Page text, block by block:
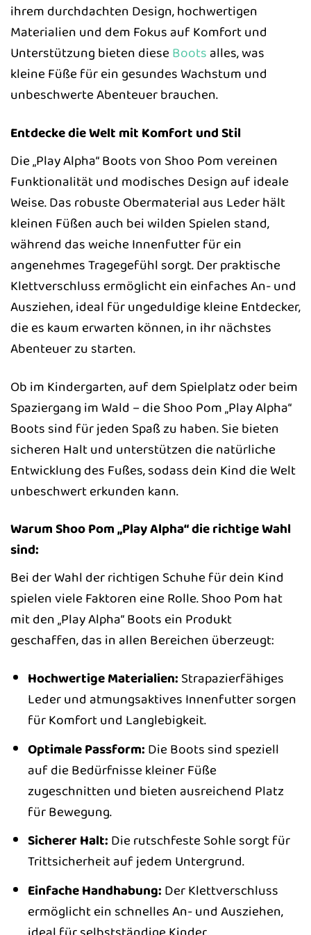
ihrem durchdachten Design, hochwertigen
Materialien und dem Fokus auf Komfort und
Unterstützung bieten dieseBootsalles, was
kleine Füße für ein gesundes Wachstum und
unbeschwerte Abenteuer brauchen.
Entdecke die Welt mit Komfort und Stil
Die „Play Alpha“ Boots von Shoo Pom vereinen
Funktionalität und modisches Design auf ideale
Weise. Das robuste Obermaterial aus Leder hält
kleinen Füßen auch bei wilden Spielen stand,
während das weiche Innenfutter für ein
angenehmes Tragegefühl sorgt. Der praktische
Klettverschluss ermöglicht ein einfaches An- und
Ausziehen, ideal für ungeduldige kleine Entdecker,
die es kaum erwarten können, in ihr nächstes
Abenteuer zu starten.
Ob im Kindergarten, auf dem Spielplatz oder beim
Spaziergang im Wald – die Shoo Pom „Play Alpha“
Boots sind für jeden Spaß zu haben. Sie bieten
sicheren Halt und unterstützen die natürliche
Entwicklung des Fußes, sodass dein Kind die Welt
unbeschwert erkunden kann.
Warum Shoo Pom „Play Alpha“ die richtige Wahl
sind:
Bei der Wahl der richtigen Schuhe für dein Kind
spielen viele Faktoren eine Rolle. Shoo Pom hat
mit den „Play Alpha“ Boots ein Produkt
geschaffen, das in allen Bereichen überzeugt:
Hochwertige Materialien: Strapazierfähiges
Leder und atmungsaktives Innenfutter sorgen
für Komfort und Langlebigkeit.
Optimale Passform: Die Boots sind speziell
auf die Bedürfnisse kleiner Füße
zugeschnitten und bieten ausreichend Platz
für Bewegung.
Sicherer Halt: Die rutschfeste Sohle sorgt für
Trittsicherheit auf jedem Untergrund.
Einfache Handhabung: Der Klettverschluss
ermöglicht ein schnelles An- und Ausziehen,